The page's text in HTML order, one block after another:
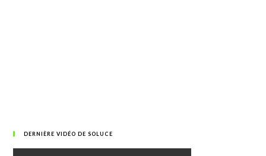
DERNIÈRE VIDÉO DE SOLUCE